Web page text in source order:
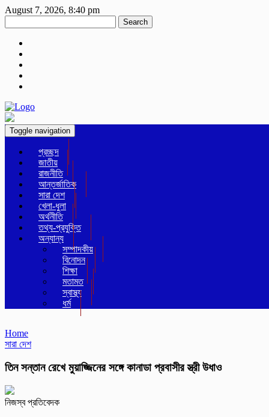
August 7, 2026, 8:40 pm
Search
Toggle navigation
প্রচ্ছদ
জাতীয়
রাজনীতি
আন্তর্জাতিক
সারা দেশ
খেলা-ধুলা
অর্থনীতি
তথ্য-প্রযুক্তি
অন্যান্য
সম্পাদকীয়
বিনোদন
শিক্ষা
মতামত
স্বাস্থ্য
ধর্ম
Home
সারা দেশ
তিন সন্তান রেখে মুয়াজ্জিনের সঙ্গে কানাডা প্রবাসীর স্ত্রী উধাও
নিজস্ব প্রতিবেদক